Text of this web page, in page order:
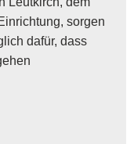
sorgen
dafür, dass